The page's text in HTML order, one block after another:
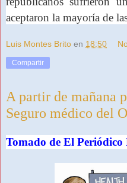
aceptaron la mayoría de
Luis Montes Brito en 18:50
Compartir
A partir de mañana
Seguro médico del
Tomado de El Periódico